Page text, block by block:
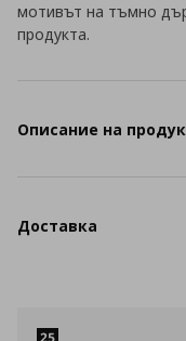
мотивът на тъмно
продукта.
Описание на
Доставка